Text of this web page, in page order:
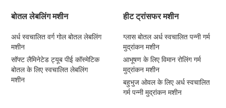
बोतल लेबलिंग मशीन
अर्ध स्वचालित वर्ग गोल बोतल लेबलिंग
मशीन
सॉफ्ट लैमिनेटेड ट्यूब पीई कॉस्मेटिक
बोतल के लिए स्वचालित लेबलिंग
मशीन
हीट ट्रांसफर मशीन
ग्लास बोतल अर्ध स्वचालित पन्नी गर्म
मुद्रांकन मशीन
आभूषण के लिए विमान रोलिंग गर्म
मुद्रांकन मशीन
बहुभुज ओवल के लिए अर्ध स्वचालित
गर्म पन्नी मुद्रांकन मशीन